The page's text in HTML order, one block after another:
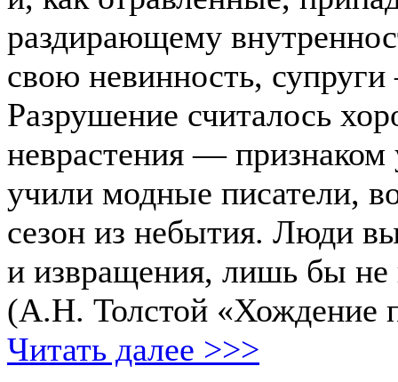
раздирающему
свою невинность,
Разрушение считалось
неврастения —
учили модные писатели,
сезон из небытия. Люди
и извращения, лишь бы
(А.Н. Толстой «Хождение
Читать далее >>>